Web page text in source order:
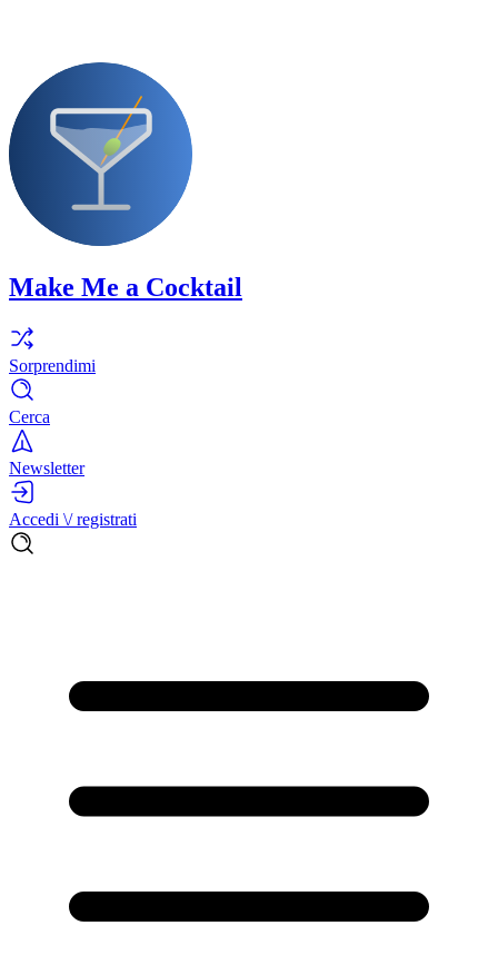
Make Me a Cocktail
Sorprendimi
Cerca
Newsletter
Accedi \/ registrati